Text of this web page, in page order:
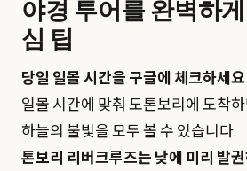
야경 투어를 완벽하
심 팁
당일 일몰 시간을 구글에 체크하세요
일몰 시간에 맞춰 도톤보리에 도착
하늘의 불빛을 모두 볼 수 있습니다.
톤보리 리버크루즈는 낮에 미리 발